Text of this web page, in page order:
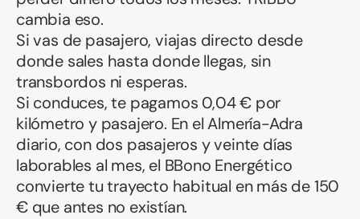
cambia eso.
Si vas de pasajero, viajas directo desde
donde sales hasta donde llegas, sin
transbordos ni esperas.
Si conduces, te pagamos 0,04 € por
kilómetro y pasajero. En el Almería-Adra
diario, con dos pasajeros y veinte días
laborables al mes, el BBono Energético
convierte tu trayecto habitual en más de 150
€ que antes no existían.